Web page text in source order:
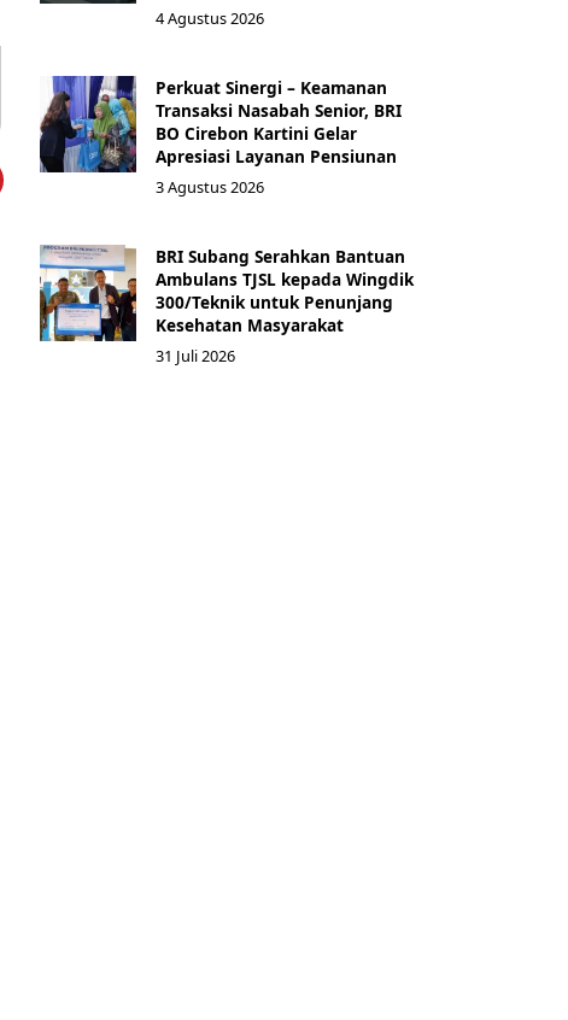
4 Agustus 2026
Perkuat Sinergi – Keamanan
Transaksi Nasabah Senior, BRI
BO Cirebon Kartini Gelar
Apresiasi Layanan Pensiunan
3 Agustus 2026
BRI Subang Serahkan Bantuan
Ambulans TJSL kepada Wingdik
300/Teknik untuk Penunjang
Kesehatan Masyarakat ​
31 Juli 2026